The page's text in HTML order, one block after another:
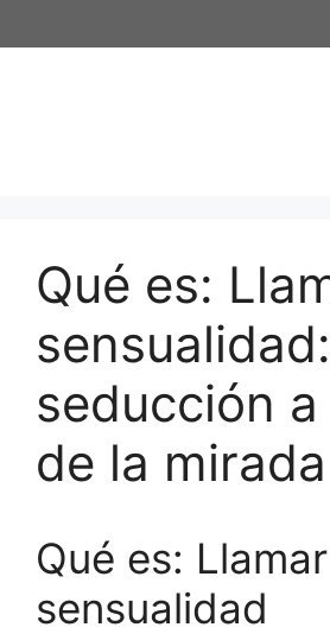
al
Qué es:
sensualidad:
seducción
de la mirada
Qué es:
sensualidad